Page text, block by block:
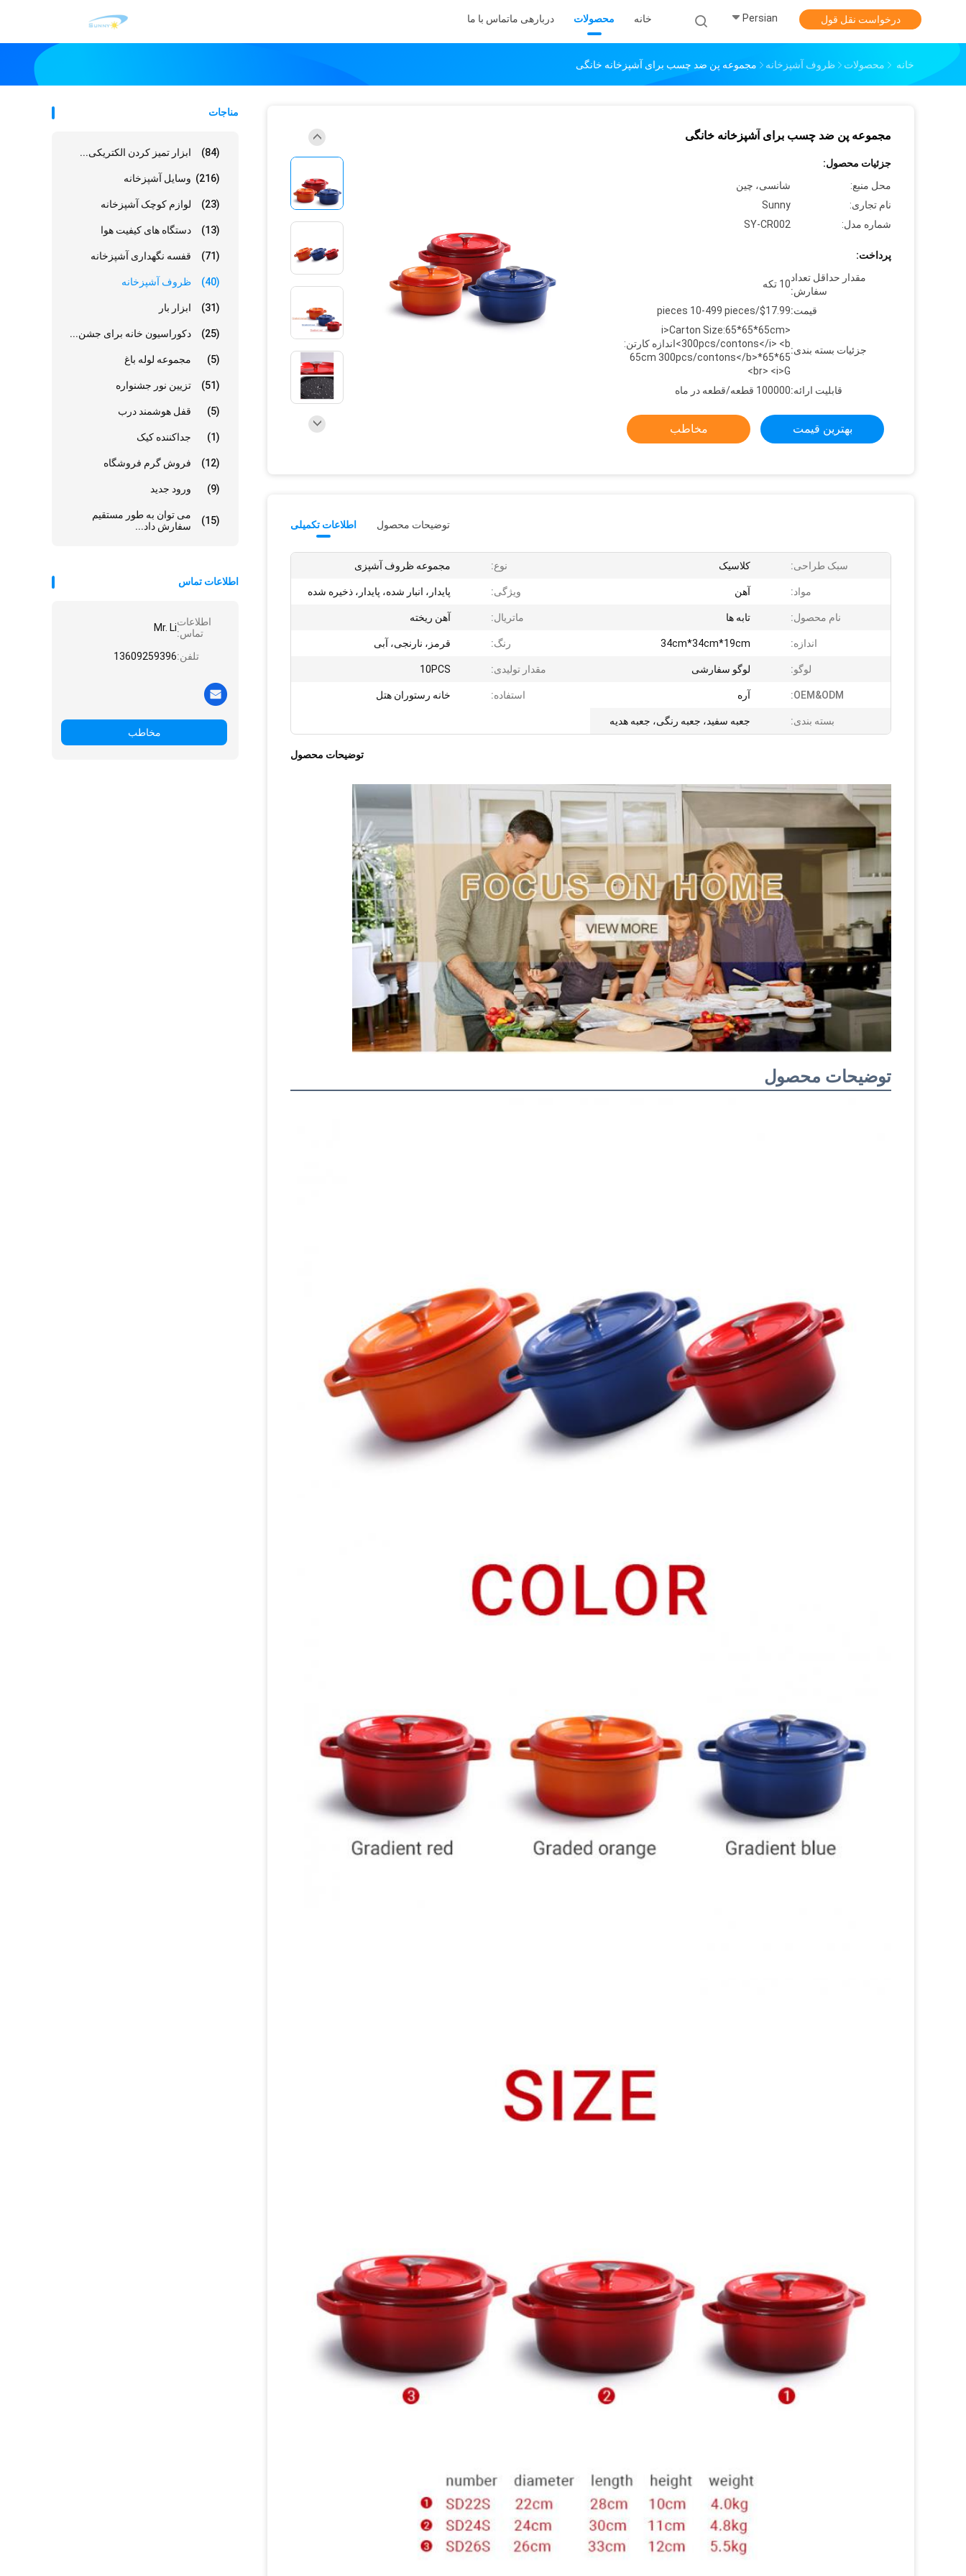
خانه محصولات دربارهی ماتماس با ما Persian درخواست نقل قول
خانه محصولات ظروف آشپزخانه مجموعه پن ضد چسب برای آشپزخانه خانگی
مناجات
ابزار تمیز کردن الکتریکی... (84)
وسایل آشپزخانه (216)
لوازم کوچک آشپزخانه (23)
دستگاه های کیفیت هوا (13)
قفسه نگهداری آشپزخانه (71)
ظروف آشپزخانه (40)
ابزار بار (31)
دکوراسیون خانه برای جشن... (25)
مجموعه لوله باغ (5)
تزیین نور جشنواره (51)
قفل هوشمند درب (5)
جداکننده کیک (1)
فروش گرم فروشگاه (12)
ورود جدید (9)
می توان به طور مستقیم
سفارش داد...
(15)
اطلاعات تماس
اطلاعات
تماس:Mr. Li
تلفن:13609259396
مخاطب
مجموعه پن ضد چسب برای آشپزخانه خانگی
جزئیات محصول:
محل منبع:
شانسی، چین
نام تجاری:
Sunny
شماره مدل:
SY-CR002
پرداخت:
مقدار حداقل تعداد
سفارش:
10 تکه
قیمت:$17.99/pieces 10-499 pieces
جزئیات بسته بندی:
<i>Carton Size:65*65*65cm
300pcs/contons</i> <b>اندازه کارتن:
65*65*65cm 300pcs/contons</b>
<br> <i>G
قابلیت ارائه:100000 قطعه/قطعه در ماه
بهترین قیمت مخاطب
اطلاعات تکمیلی توضیحات محصول
سبک طراحی: کلاسيک نوع: مجموعه ظروف آشپزی
مواد: آهن ویژگی: پایدار، انبار شده، پایدار، ذخیره شده
نام محصول: تابه ها ماتریال: آهن ریخته
اندازه: 34cm*34cm*19cm رنگ: قرمز، نارنجی، آبی
لوگو: لوگو سفارشی مقدار تولیدی: 10PCS
OEM&ODM: آره استفاده: خانه رستوران هتل
بسته بندی: جعبه سفید، جعبه رنگی، جعبه هدیه
توضیحات محصول
توضیحات محصول